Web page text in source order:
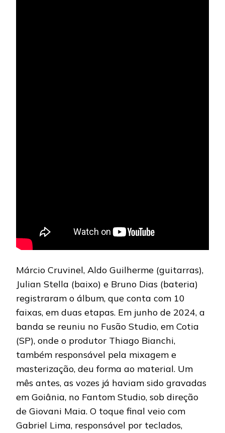
Márcio Cruvinel, Aldo Guilherme (guitarras),
Julian Stella (baixo) e Bruno Dias (bateria)
registraram o álbum, que conta com 10
faixas, em duas etapas. Em junho de 2024, a
banda se reuniu no Fusão Studio, em Cotia
(SP), onde o produtor Thiago Bianchi,
também responsável pela mixagem e
masterização, deu forma ao material. Um
mês antes, as vozes já haviam sido gravadas
em Goiânia, no Fantom Studio, sob direção
de Giovani Maia. O toque final veio com
Gabriel Lima, responsável por teclados,